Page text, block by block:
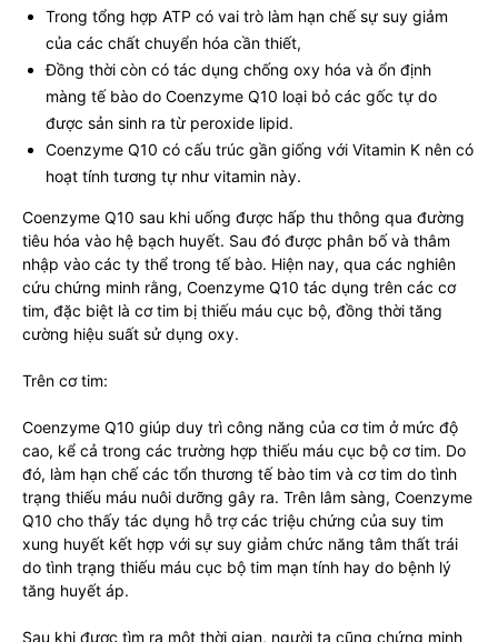
Trong tổng hợp ATP có vai trò làm hạn chế sự suy giảm
của các chất chuyển hóa cần thiết,
Đồng thời còn có tác dụng chống oxy hóa và ổn định
màng tế bào do Coenzyme Q10 loại bỏ các gốc tự do
được sản sinh ra từ peroxide lipid.
Coenzyme Q10 có cấu trúc gần giống với Vitamin K nên có
hoạt tính tương tự như vitamin này.
Coenzyme Q10 sau khi uống được hấp thu thông qua đường
tiêu hóa vào hệ bạch huyết. Sau đó được phân bố và thâm
nhập vào các ty thể trong tế bào. Hiện nay, qua các nghiên
cứu chứng minh rằng, Coenzyme Q10 tác dụng trên các cơ
tim, đặc biệt là cơ tim bị thiếu máu cục bộ, đồng thời tăng
cường hiệu suất sử dụng oxy.
Trên cơ tim:
Coenzyme Q10 giúp duy trì công năng của cơ tim ở mức độ
cao, kể cả trong các trường hợp thiếu máu cục bộ cơ tim. Do
đó, làm hạn chế các tổn thương tế bào tim và cơ tim do tình
trạng thiếu máu nuôi dưỡng gây ra. Trên lâm sàng, Coenzyme
Q10 cho thấy tác dụng hỗ trợ các triệu chứng của suy tim
xung huyết kết hợp với sự suy giảm chức năng tâm thất trái
do tình trạng thiếu máu cục bộ tim mạn tính hay do bệnh lý
tăng huyết áp.
Sau khi được tìm ra một thời gian, người ta cũng chứng minh